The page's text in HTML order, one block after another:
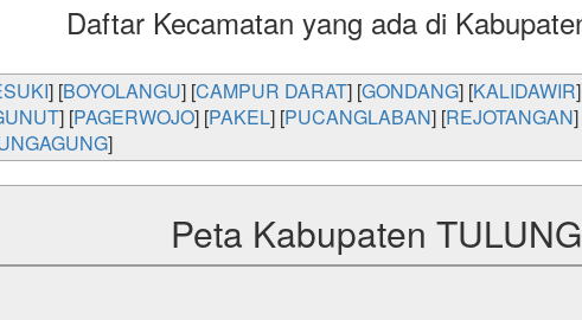
Daftar Kecamatan yang ada di
] [BOYOLANGU] [CAMPUR DARAT] [GONDANG] [KALIDAWIR
] [PAGERWOJO] [PAKEL] [PUCANGLABAN] [REJOTANGAN
]
Peta Kabupaten